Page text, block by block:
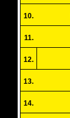
10.
11.
12.
13.
14.